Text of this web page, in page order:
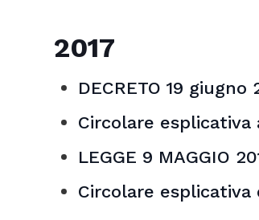
2017
DECRETO 19
Circolare
LEGGE 9 MAGGIO
Circolare esplicativa